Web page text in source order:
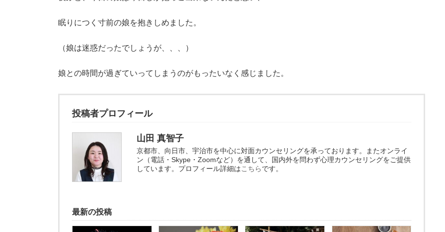
眠りにつく寸前の娘を抱きしめました。
（娘は迷惑だったでしょうが、、、）
娘との時間が過ぎていってしまうのがもったいなく感じました。
投稿者プロフィール
山田 真智子
京都市、向日市、宇治市を中心に対面カウンセリングを承っております。またオンライ
ン（電話・Skype・Zoomなど）を通して、国内外を問わず心理カウンセリングをご提供
しています。プロフィール詳細はこちらです。
最新の投稿